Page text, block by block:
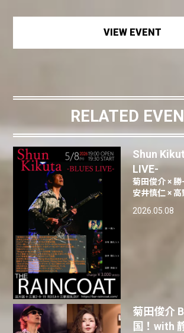
VIEW EVENT
RELATED
Shun
LIVE-
菊田俊介 × 勝
安井慎仁 ×
2026.05.08
菊田俊介
国！with